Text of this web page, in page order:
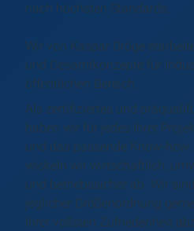
nach höchsten Standards.
Wir von Kaspar Dröge
und Gesamtkonzepte für
öffentlichen Bereich.
Als zertifiziertes und
haben wir für jedes Ihrer
und das passende Know-
wickeln wir wirtschaftlich,
und betriebssicher ab. Wir
jeglicher Größenordnung
Ihrer vollsten Zufriedenheit